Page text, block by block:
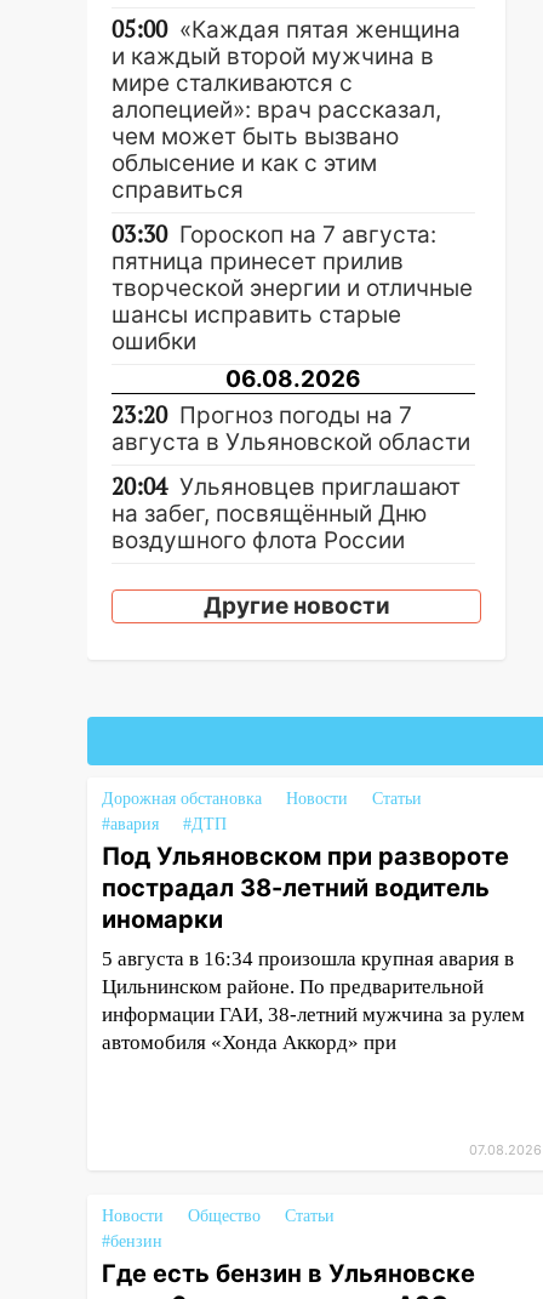
05:00 «Каждая пятая женщина
и каждый второй мужчина в
мире сталкиваются с
алопецией»: врач рассказал,
чем может быть вызвано
облысение и как с этим
справиться
03:30 Гороскоп на 7 августа:
пятница принесет прилив
творческой энергии и отличные
шансы исправить старые
ошибки
06.08.2026
23:20 Прогноз погоды на 7
августа в Ульяновской области
20:04 Ульяновцев приглашают
на забег, посвящённый Дню
воздушного флота России
19:12 В Ульяновской области
руководителя частной
18:02 В Ульяновск едут звезды
суд оставил в силе приговор
руководству
«УльяновскФармации» за
махинации на 3,2 млн рублей
16:09 Ветераны легкой
атлетики из Ульяновска
успешно выступили на
Чемпионате России
16:02 В Ульяновской области
брата: в Ульяновской области
завели дело на агрессивную
женщину
Другие новости
Дорожная обстановка Новости
Статьи
#авария
#ДТП
Под Ульяновском при развороте
пострадал 38-летний водитель
иномарки
5 августа в 16:34 произошла крупная авария в
Цильнинском районе. По предварительной
информации ГАИ, 38-летний мужчина за рулем
автомобиля «Хонда Аккорд» при
07.08.2026
Новости Общество
Статьи
#бензин
Где есть бензин в Ульяновске